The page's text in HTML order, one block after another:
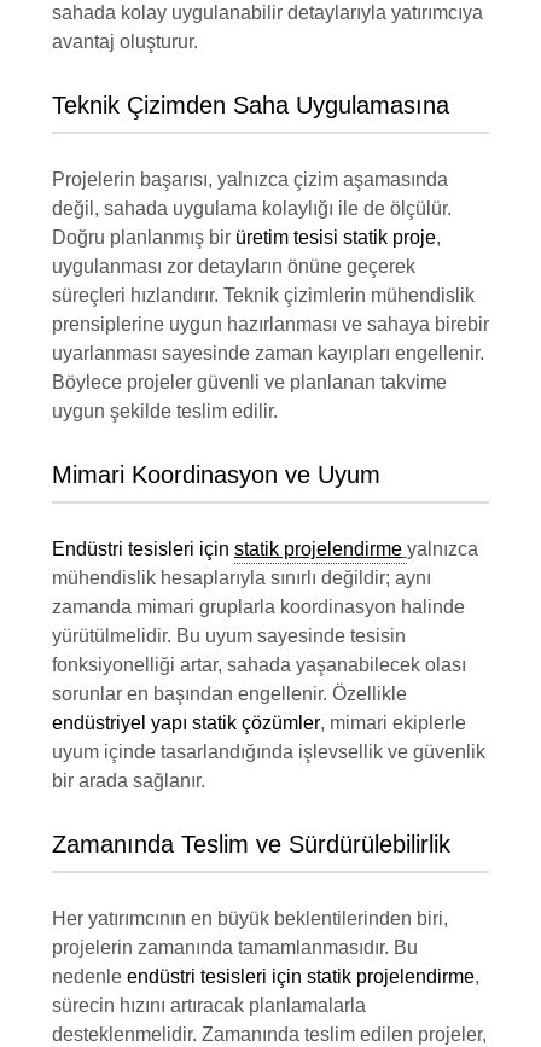
sahada kolay uygulanabilir detaylarıyla yatırımcıya
avantaj oluşturur.
Teknik Çizimden Saha Uygulamasına
Projelerin başarısı, yalnızca çizim aşamasında
değil, sahada uygulama kolaylığı ile de ölçülür.
Doğru planlanmış bir üretim tesisi statik proje,
uygulanması zor detayların önüne geçerek
süreçleri hızlandırır. Teknik çizimlerin mühendislik
prensiplerine uygun hazırlanması ve sahaya birebir
uyarlanması sayesinde zaman kayıpları engellenir.
Böylece projeler güvenli ve planlanan takvime
uygun şekilde teslim edilir.
Mimari Koordinasyon ve Uyum
Endüstri tesisleri için statik projelendirme yalnızca
mühendislik hesaplarıyla sınırlı değildir; aynı
zamanda mimari gruplarla koordinasyon halinde
yürütülmelidir. Bu uyum sayesinde tesisin
fonksiyonelliği artar, sahada yaşanabilecek olası
sorunlar en başından engellenir. Özellikle
endüstriyel yapı statik çözümler, mimari ekiplerle
uyum içinde tasarlandığında işlevsellik ve güvenlik
bir arada sağlanır.
Zamanında Teslim ve Sürdürülebilirlik
Her yatırımcının en büyük beklentilerinden biri,
projelerin zamanında tamamlanmasıdır. Bu
nedenle endüstri tesisleri için statik projelendirme,
sürecin hızını artıracak planlamalarla
desteklenmelidir. Zamanında teslim edilen projeler,